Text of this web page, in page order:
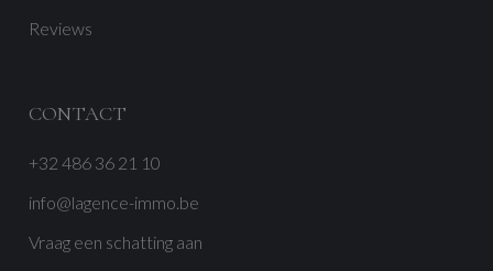
Reviews
CONTACT
+32 486 36 21 10
info@lagence-immo.be
Vraag een schatting aan